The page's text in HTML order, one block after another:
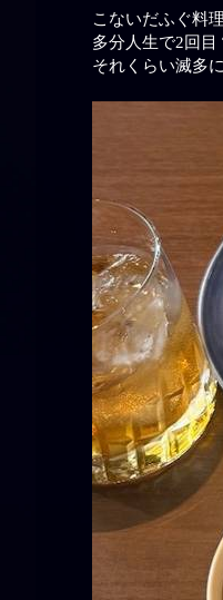
こないだふぐ料
多分人生で2回目
それくらい滅多